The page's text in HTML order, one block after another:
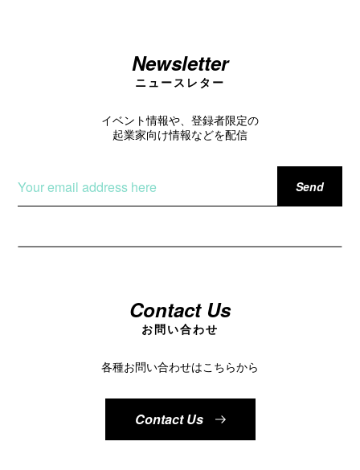
Newsletter
ニュースレター
イベント情報や、登録者限定の
起業家向け情報などを配信
Contact Us
お問い合わせ
各種お問い合わせはこちらから
Contact Us